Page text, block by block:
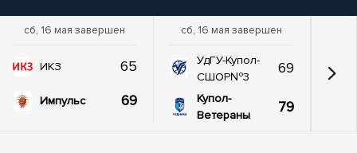
сб, 16 мая завершен
ИКЗ 65
Импульс 69
сб, 16 мая завершен
УдГУ-Купол-
СШОР№3
69
Купол-
Ветераны
79